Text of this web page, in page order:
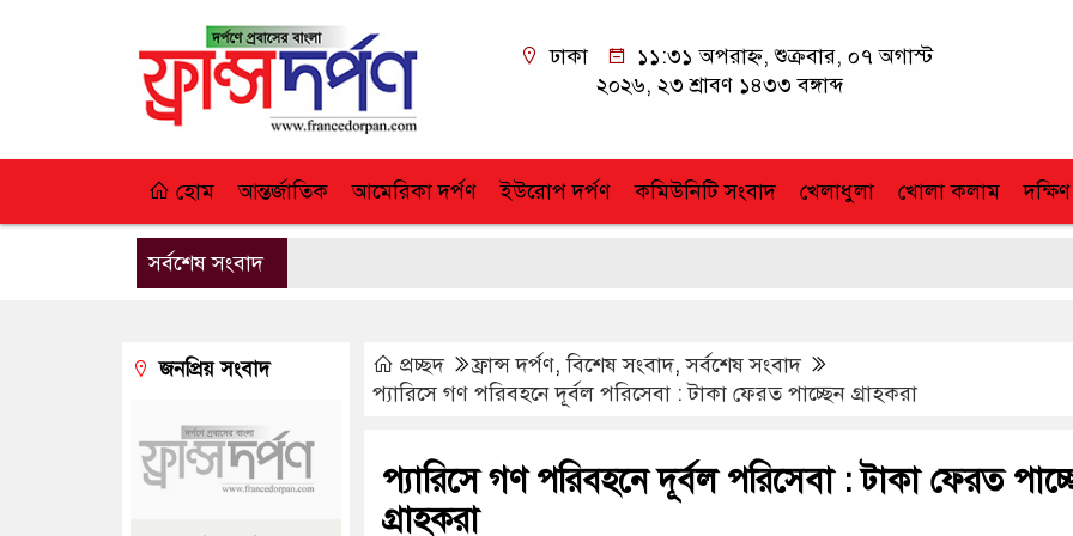
ঢাকা
১১:৩১ অপরাহ্ন, শুক্রবার, ০৭ অগাস্ট
২০২৬, ২৩ শ্রাবণ ১৪৩৩ বঙ্গাব্দ
হোম আন্তর্জাতিক আমেরিকা দর্পণ ইউরোপ দর্পণ কমিউনিটি সংবাদ খেলাধুলা খোলা কলাম
সর্বশেষ সংবাদ
প্রচ্ছদ ফ্রান্স দর্পণ,বিশেষ সংবাদ,সর্বশেষ সংবাদ
প্যারিসে গণ পরিবহনে দূর্বল পরিসেবা : টাকা ফেরত পাচ্ছেন গ্রাহকরা
প্যারিসে গণ পরিবহনে দূর্বল পরিসেবা : টাকা ফেরত
গ্রাহকরা
জনপ্রিয় সংবাদ